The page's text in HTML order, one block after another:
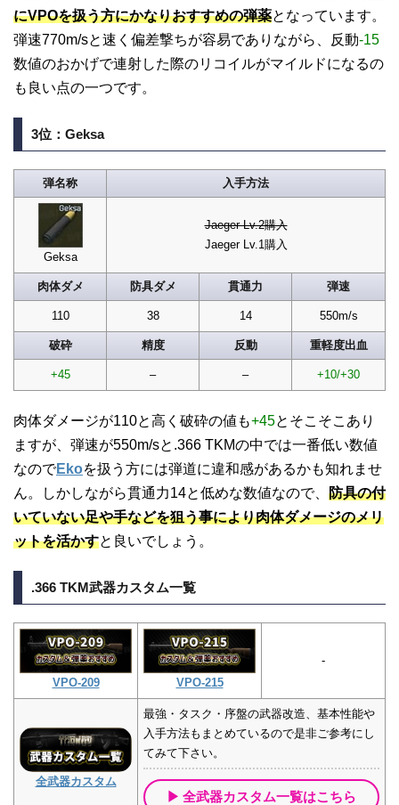
にVPOを扱う方にかなりおすすめの弾薬となっています。
弾速770m/sと速く偏差撃ちが容易でありながら、反動-15
数値のおかげで連射した際のリコイルがマイルドになるの
も良い点の一つです。
3位：Geksa
弾名称 入手方法
Geksa
Jaeger Lv.2購入
Jaeger Lv.1購入
肉体ダメ 防具ダメ 貫通力 弾速
110 38 14 550m/s
破砕 精度 反動 重軽度出血
+45 – – +10/+30
肉体ダメージが110と高く破砕の値も+45とそこそこあり
ますが、弾速が550m/sと.366 TKMの中では一番低い数値
なのでEkoを扱う方には弾道に違和感があるかも知れませ
ん。しかしながら貫通力14と低めな数値なので、 防具の付
いていない足や手などを狙う事により肉体ダメージのメリ
ットを活かすと良いでしょう。
.366 TKM武器カスタム一覧
VPO-209 VPO-215
-
全武器カスタム
最強・タスク・序盤の武器改造、基本性能や
入手方法もまとめているので是非ご参考にし
てみて下さい。
全武器カスタム一覧はこちら